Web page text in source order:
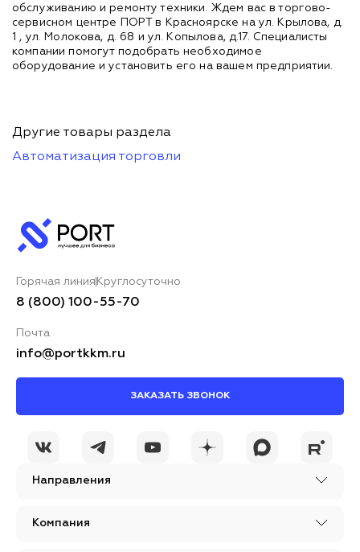
обслуживанию и ремонту техники. Ждем вас в торгово-
сервисном центре ПОРТ в Красноярске на ул. Крылова, д.
1 , ул. Молокова, д. 68 и ул. Копылова, д.17. Специалисты
компании помогут подобрать необходимое
оборудование и установить его на вашем предприятии.
Другие товары раздела
Автоматизация торговли
Направления
Компания
Горячая линия Круглосуточно
8 (800) 100-55-70
Почта
info@portkkm.ru
ЗАКАЗАТЬ ЗВОНОК